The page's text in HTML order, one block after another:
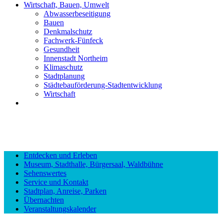
Wirtschaft, Bauen, Umwelt
Abwasserbeseitigung
Bauen
Denkmalschutz
Fachwerk-Fünfeck
Gesundheit
Innenstadt Northeim
Klimaschutz
Stadtplanung
Städtebauförderung-Stadtentwicklung
Wirtschaft
Entdecken und Erleben
Museum, Stadthalle, Bürgersaal, Waldbühne
Sehenswertes
Service und Kontakt
Stadtplan, Anreise, Parken
Übernachten
Veranstaltungskalender